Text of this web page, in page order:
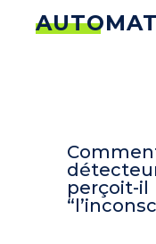
perçoit-il